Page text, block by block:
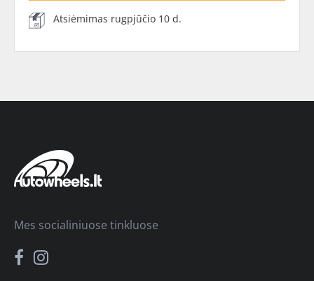
Atsiėmimas rugpjūčio 10 d.
Mes socialiniuose tinkluose